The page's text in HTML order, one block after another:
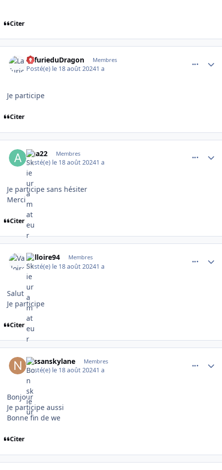
Citer
LafurieduDragon Membres
Posté(e) le 18 août 20241 a
Je participe
Citer
Aga22 Membres
Posté(e) le 18 août 20241 a
Je participe sans hésiter
Merci
Citer
Valloire94 Membres
Posté(e) le 18 août 20241 a
Salut
Je participe
Citer
Nissanskylane Membres
Posté(e) le 18 août 20241 a
Bonjour
Je participe aussi
Bonne fin de we
Citer